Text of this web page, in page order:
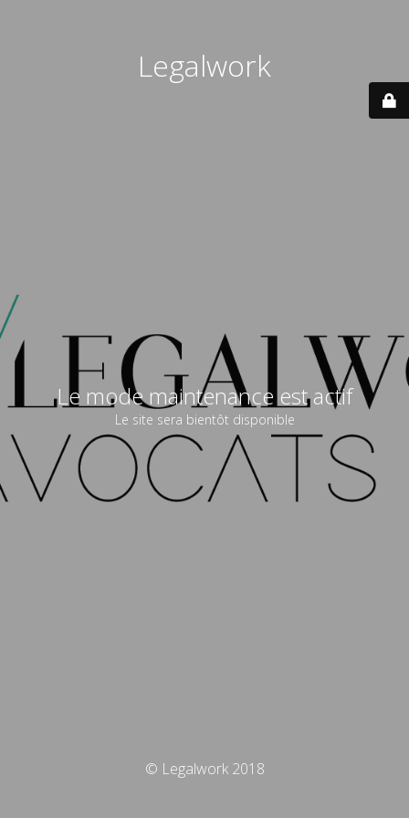
Legalwork
Le mode maintenance est actif
Le site sera bientôt disponible
© Legalwork 2018